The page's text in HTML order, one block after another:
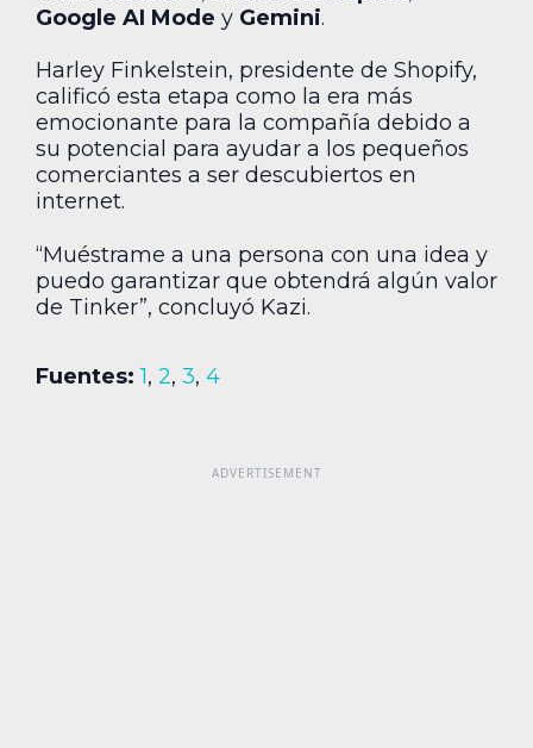
Google AI Mode y Gemini.
Harley Finkelstein, presidente de Shopify,
calificó esta etapa como la era más
emocionante para la compañía debido a
su potencial para ayudar a los pequeños
comerciantes a ser descubiertos en
internet.
“Muéstrame a una persona con una idea y
puedo garantizar que obtendrá algún valor
de Tinker”, concluyó Kazi.
Fuentes: 1, 2, 3, 4